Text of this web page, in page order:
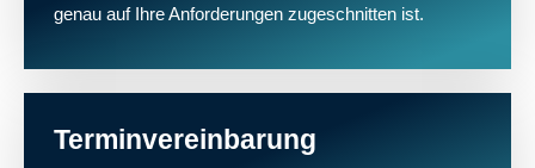
genau auf Ihre Anforderungen zugeschnitten ist.
Terminvereinbarung